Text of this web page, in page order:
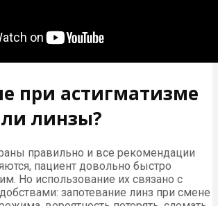
при астигматизме
линзы?
правильно и все рекомендации
пациент довольно быстро
Но использование их связано с
запотевание линз при смене